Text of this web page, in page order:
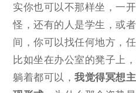
实你也可以不那样坐，一
怪，还有的人是学生，或
间，你可以找任何地方，
比如坐在办公室的凳子上
躺着都可以，我觉得冥想